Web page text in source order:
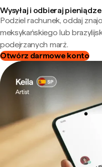
Wysyłaj i odbieraj
Podziel rachunek, oddaj
meksykańskiego lub
podejrzanych marż.
Otwórz darmowe konto